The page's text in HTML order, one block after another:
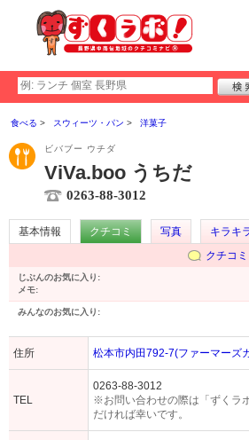
食べる スウィーツ・パン 洋菓子
ビバブー ウチダ
ViVa.boo うちだ
0263-88-3012
基本情報 クチコミ 写真
キラキ
クチコミ
じぶんのお気に入り:
メモ:
みんなのお気に入り:
住所 松本市内田792-7(ファーマーズ
TEL
0263-88-3012
※お問い合わせの際は「ずくラ
だければ幸いです。